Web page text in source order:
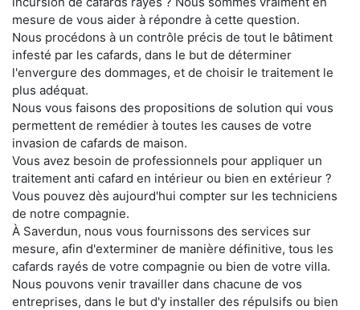
mesure de vous aider à répondre à cette question.
Nous procédons à un contrôle précis de tout le bâtiment
infesté par les cafards, dans le but de déterminer
l'envergure des dommages, et de choisir le traitement le
plus adéquat.
Nous vous faisons des propositions de solution qui vous
permettent de remédier à toutes les causes de votre
invasion de cafards de maison.
Vous avez besoin de professionnels pour appliquer un
traitement anti cafard en intérieur ou bien en extérieur ?
Vous pouvez dès aujourd'hui compter sur les techniciens
de notre compagnie.
À Saverdun, nous vous fournissons des services sur
mesure, afin d'exterminer de manière définitive, tous les
cafards rayés de votre compagnie ou bien de votre villa.
Nous pouvons venir travailler dans chacune de vos
entreprises, dans le but d'y installer des répulsifs ou bien